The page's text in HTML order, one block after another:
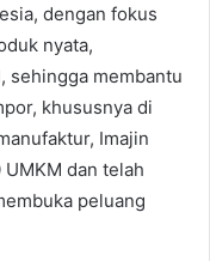
dengan fokus
nyata,
sehingga membantu
khususnya di
Imajin
dan telah
peluang